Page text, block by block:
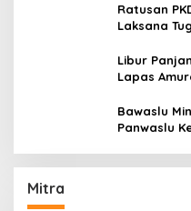
Ratusan
Laksana
Libur
Lapas
Bawaslu
Panwaslu
Mitra